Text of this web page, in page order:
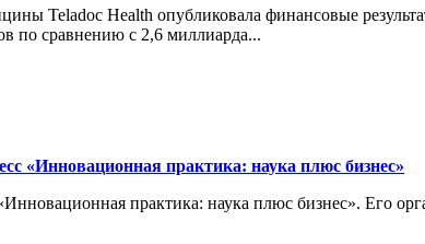
Teladoc Health опубликовала финансовые
по сравнению с 2,6 миллиарда...
«Инновационная практика: наука плюс бизнес»
практика: наука плюс бизнес».